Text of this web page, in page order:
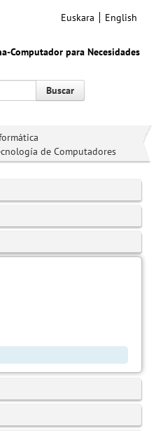
Computador para Necesidades
Euskara English
Buscar
de Computadores